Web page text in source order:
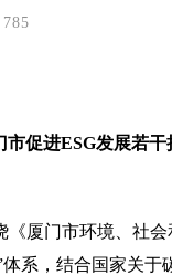
785
促进ESG发展若
厦门市环境、社会
体系，结合国家关